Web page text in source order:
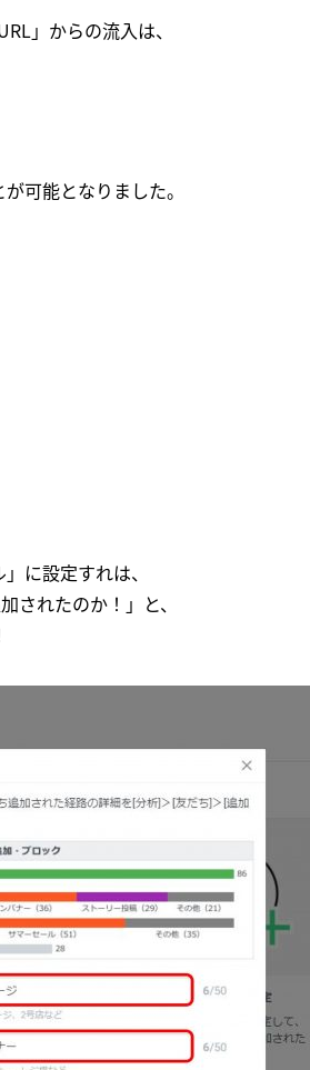
」からの流入は、
可能となりました。
に設定すれは、
されたのか！」と、